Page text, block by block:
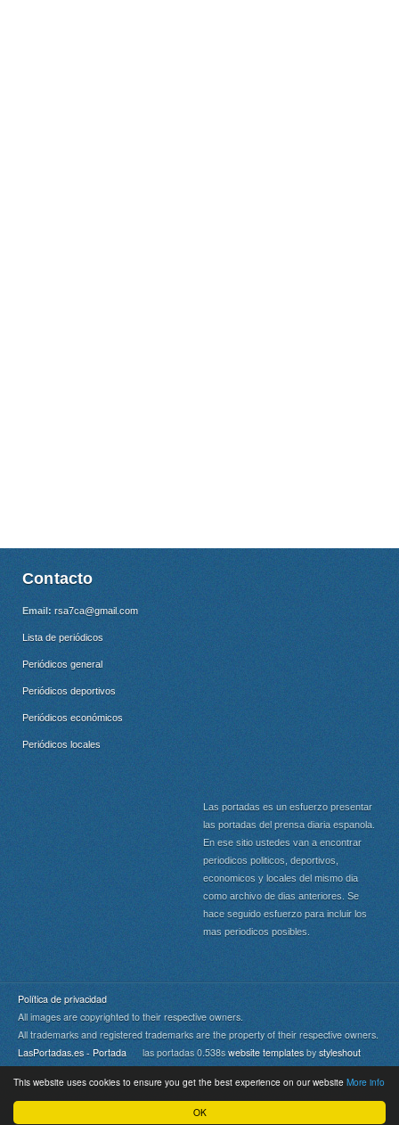
OK
This website uses cookies to ensure you get the best experience on our website More info
Contacto
Email: rsa7ca@gmail.com
Lista de periódicos
Periódicos general
Periódicos deportivos
Periódicos económicos
Periódicos locales
Las portadas es un esfuerzo presentar
las portadas del prensa diaria espanola.
En ese sitio ustedes van a encontrar
periodicos politicos, deportivos,
economicos y locales del mismo dia
como archivo de dias anteriores. Se
hace seguido esfuerzo para incluir los
mas periodicos posibles.
Política de privacidad
All images are copyrighted to their respective owners.
All trademarks and registered trademarks are the property of their respective owners.
LasPortadas.es - Portada las portadas 0.538s website templates by styleshout